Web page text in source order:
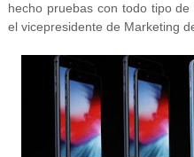
hecho pruebas con todo tipo de
el vicepresidente de Marketing